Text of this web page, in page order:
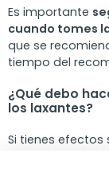
Es importante
cuando tomes
que se
tiempo del
¿Qué debo
los laxantes?
Si tienes efectos